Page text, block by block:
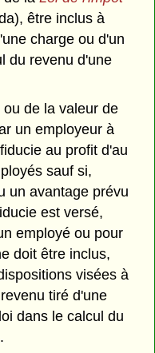
être inclus à
charge ou d'un
du revenu d'une
de la valeur de
un employeur à
au profit d'au
sauf si,
un avantage prévu
est versé,
employé ou pour
doit être inclus,
visées à
tiré d'une
dans le calcul du